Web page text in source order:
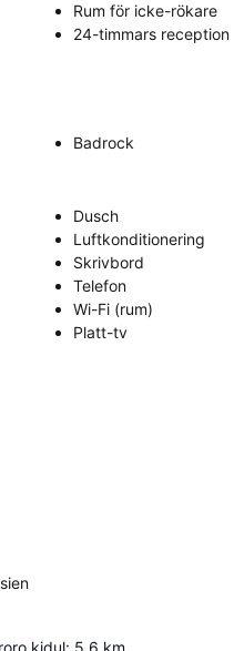
Rum för icke-rökare
24-timmars reception
Badrock
Dusch
Luftkonditionering
Skrivbord
Telefon
Wi-Fi (rum)
Platt-tv
kidul: 5.6 km